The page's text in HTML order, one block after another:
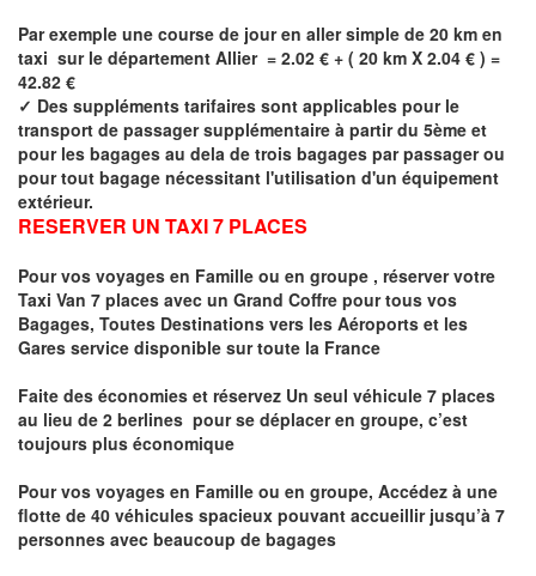
Par exemple une course de jour en aller simple de 20 km en
taxi sur le département Allier = 2.02 € + ( 20 km X 2.04 € ) =
42.82 €
✓ Des suppléments tarifaires sont applicables pour le
transport de passager supplémentaire à partir du 5ème et
pour les bagages au dela de trois bagages par passager ou
pour tout bagage nécessitant l'utilisation d'un équipement
extérieur.
RESERVER UN TAXI 7 PLACES
Pour vos voyages en Famille ou en groupe , réserver votre
Taxi Van 7 places avec un Grand Coffre pour tous vos
Bagages, Toutes Destinations vers les Aéroports et les
Gares service disponible sur toute la France
Faite des économies et réservez Un seul véhicule 7 places
au lieu de 2 berlines pour se déplacer en groupe, c’est
toujours plus économique
Pour vos voyages en Famille ou en groupe, Accédez à une
flotte de 40 véhicules spacieux pouvant accueillir jusqu’à 7
personnes avec beaucoup de bagages